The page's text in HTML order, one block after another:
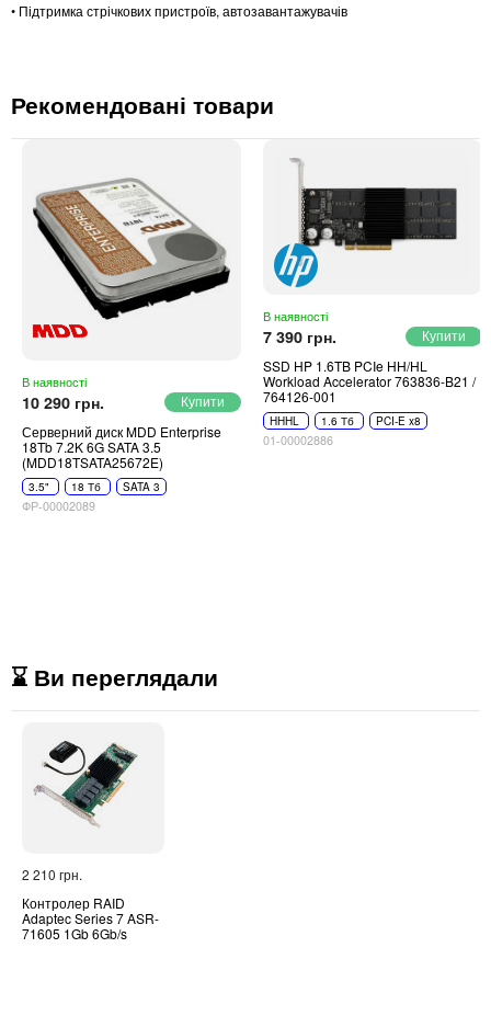
• Підтримка стрічкових пристроїв, автозавантажувачів
Рекомендовані товари
В наявності
10 290 грн.
Серверний диск MDD Enterprise
18Tb 7.2K 6G SATA 3.5
(MDD18TSATA25672E)
3.5" 18 Тб SATA 3
ФР-00002089
В наявності
7 390 грн.
SSD HP 1.6TB PCIe HH/HL
Workload Accelerator 763836-B21 /
764126-001
HHHL 1.6 Тб PCI-E x8
01-00002886
⌛ Ви переглядали
2 210 грн.
Контролер RAID
Adaptec Series 7 ASR-
71605 1Gb 6Gb/s